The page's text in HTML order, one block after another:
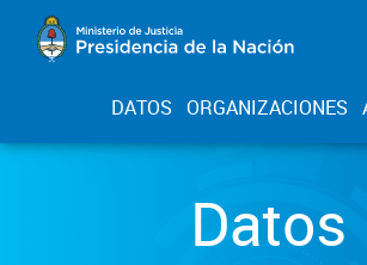
DATOS ORGANIZACIONES
Datos